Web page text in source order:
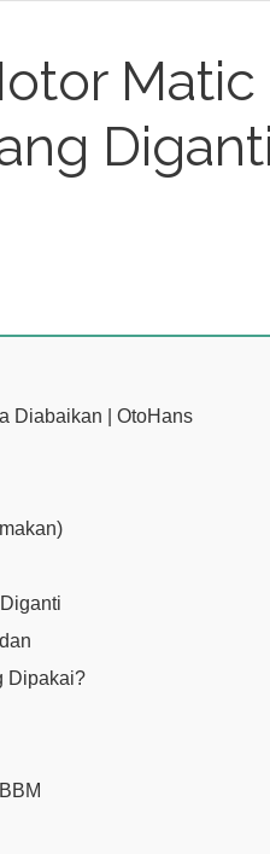
Matic
Diganti |
Diabaikan | OtoHans
Dipakai?